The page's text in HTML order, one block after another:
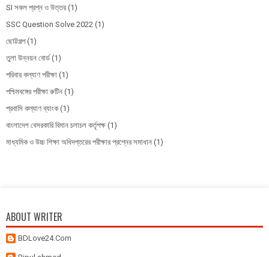
SI সকল প্রশ্ন ও উত্তর (1)
SSC Question Solve 2022 (1)
ছোট্টগল্প (1)
তুলা উন্নয়ন বোর্ড (1)
পরিবার কল্যাণ পরীক্ষা (1)
পশ্চিমবঙ্গের পরীক্ষা রুটিন (1)
প্রবাসি কল্যাণ ব্যাংক (1)
বাংলাদেশ বেসরকারি বিমান চলাচল কর্তৃপক্ষ (1)
মাধ্যমিক ও উচ্চ শিক্ষা অধিদপ্তরের পরীক্ষার প্রশ্নের সমাধান (1)
ABOUT WRITER
BDLove24.Com